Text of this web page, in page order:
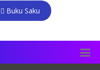
Buku Saku